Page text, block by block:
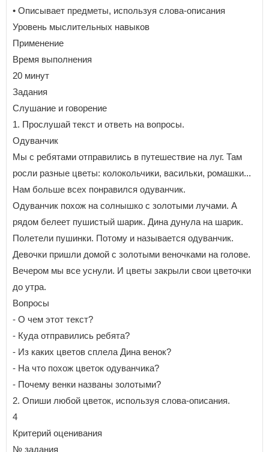
• Описывает предметы, используя слова-описания
Уровень мыслительных навыков
Применение
Время выполнения
20 минут
Задания
Слушание и говорение
1. Прослушай текст и ответь на вопросы.
Одуванчик
Мы с ребятами отправились в путешествие на луг. Там
росли разные цветы: колокольчики, васильки, ромашки...
Нам больше всех понравился одуванчик.
Одуванчик похож на солнышко с золотыми лучами. А
рядом белеет пушистый шарик. Дина дунула на шарик.
Полетели пушинки. Потому и называется одуванчик.
Девочки пришли домой с золотыми веночками на голове.
Вечером мы все уснули. И цветы закрыли свои цветочки
до утра.
Вопросы
- О чем этот текст?
- Куда отправились ребята?
- Из каких цветов сплела Дина венок?
- На что похож цветок одуванчика?
- Почему венки названы золотыми?
2. Опиши любой цветок, используя слова-описания.
4
Критерий оценивания
№ задания